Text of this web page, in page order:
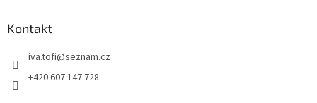
Kontakt
iva.tofi@seznam.cz
+420 607 147 728